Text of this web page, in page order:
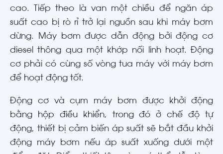
cao. Tiếp theo là van một chiều để ngăn áp
suất cao bị rò rỉ trở lại nguồn sau khi máy bơm
dừng. Máy bơm được dẫn động bởi động cơ
diesel thông qua một khớp nối linh hoạt. Động
cơ phải có cùng số vòng tua máy với máy bơm
để hoạt động tốt.
Động cơ và cụm máy bơm được khởi động
bằng hộp điều khiển, trong đó ở chế độ tự
động, thiết bị cảm biến áp suất sẽ bắt đầu khởi
động máy bơm nếu áp suất xuống dưới một